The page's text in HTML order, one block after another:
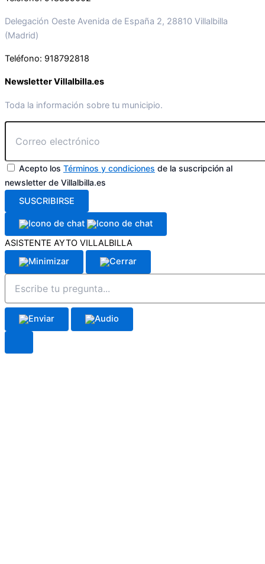
Delegación Oeste Avenida de España 2, 28810 Villalbilla
(Madrid)
Teléfono: 918792818
Newsletter Villalbilla.es
Toda la información sobre tu municipio.
Acepto los Términos y condiciones de la suscripción al
newsletter de Villalbilla.es
SUSCRIBIRSE
ASISTENTE AYTO VILLALBILLA